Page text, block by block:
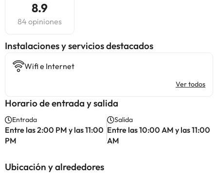
8.9
84 opiniones
Instalaciones y servicios destacados
Wifi e Internet
Ver todos
Horario de entrada y salida
Entrada
Entre las 2:00 PM y las 11:00
PM
Salida
Entre las 10:00 AM y las 11:00
AM
Ubicación y alrededores